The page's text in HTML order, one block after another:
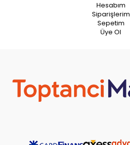
Hesabım
Siparişlerim
Sepetim
Üye Ol